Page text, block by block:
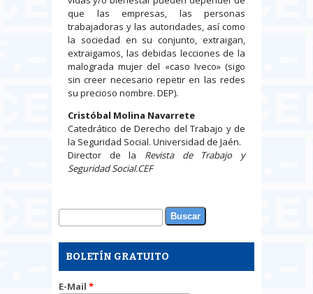
que las empresas, las personas
trabajadoras y las autoridades, así como
la sociedad en su conjunto, extraigan,
extraigamos, las debidas lecciones de la
malograda mujer del «caso Iveco» (sigo
sin creer necesario repetir en las redes
su precioso nombre. DEP).
Cristóbal Molina Navarrete
Catedrático de Derecho del Trabajo y de
la Seguridad Social. Universidad de Jaén.
Director de la Revista de Trabajo y
Seguridad Social.CEF
Formulario de búsqueda
Buscar
BOLETÍN GRATUITO
E-Mail *